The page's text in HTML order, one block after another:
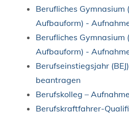
Berufliches Gymnasium
Aufbauform) -
Berufliches Gymnasium
Aufbauform) -
Berufseinstiegsjahr
beantragen
Berufskolleg –
Berufskraftfahrer-